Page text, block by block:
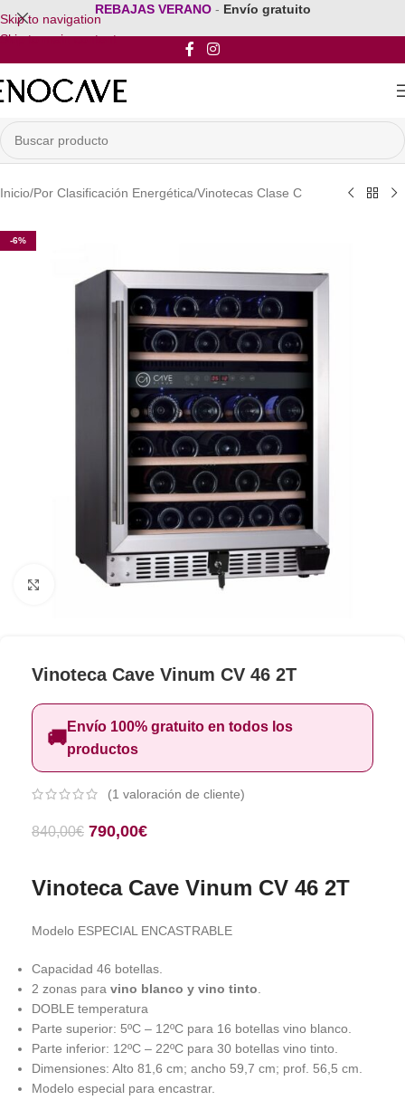
Skip to navigation
Skip to main content
REBAJAS VERANO - Envío gratuito
Inicio/Por Clasificación Energética/Vinotecas Clase C
-6%
Clic para ampliar
Vinoteca Cave Vinum CV 46 2T
🚚Envío 100% gratuito en todos los
productos
(1 valoración de cliente)
840,00€ 790,00€
Vinoteca Cave Vinum CV 46 2T
Modelo ESPECIAL ENCASTRABLE
Capacidad 46 botellas.
2 zonas para vino blanco y vino tinto.
DOBLE temperatura
Parte superior: 5ºC – 12ºC para 16 botellas vino blanco.
Parte inferior: 12ºC – 22ºC para 30 botellas vino tinto.
Dimensiones: Alto 81,6 cm; ancho 59,7 cm; prof. 56,5 cm.
Modelo especial para encastrar.